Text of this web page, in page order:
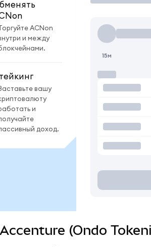
Торгуйте ACNon
и между
вашу
и
доход.
15м
Accenture (Ondo